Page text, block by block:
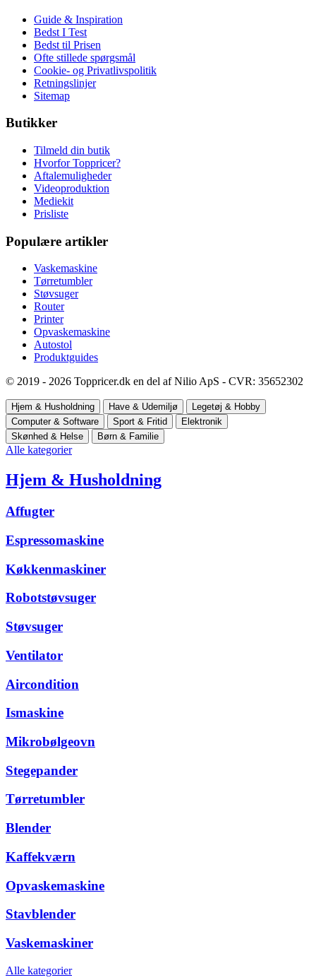
Guide & Inspiration
Bedst I Test
Bedst til Prisen
Ofte stillede spørgsmål
Cookie- og Privatlivspolitik
Retningslinjer
Sitemap
Butikker
Tilmeld din butik
Hvorfor Toppricer?
Aftalemuligheder
Videoproduktion
Mediekit
Prisliste
Populære artikler
Vaskemaskine
Tørretumbler
Støvsuger
Router
Printer
Opvaskemaskine
Autostol
Produktguides
© 2019 - 2026 Toppricer.dk en del af Nilio ApS - CVR: 35652302
Hjem & Husholdning Have & Udemiljø
Legetøj & Hobby
Computer & Software
Sport & Fritid
Elektronik
Skønhed & Helse
Børn & Familie
Alle kategorier
Hjem & Husholdning
Affugter
Espressomaskine
Køkkenmaskiner
Robotstøvsuger
Støvsuger
Ventilator
Aircondition
Ismaskine
Mikrobølgeovn
Stegepander
Tørretumbler
Blender
Kaffekværn
Opvaskemaskine
Stavblender
Vaskemaskiner
Alle kategorier